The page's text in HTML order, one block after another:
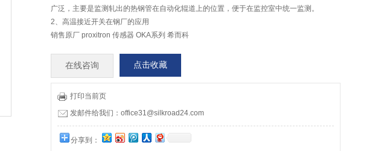
广泛，主要是监测轧出的热钢管在自动化辊道上的位置，便于在监控室中统一监测。
2、高温接近开关在钢厂的应用
销售原厂 proxitron 传感器 OKA系列 希而科
在线咨询 点击收藏
打印当前页
发邮件给我们：office31@silkroad24.com
分享到：